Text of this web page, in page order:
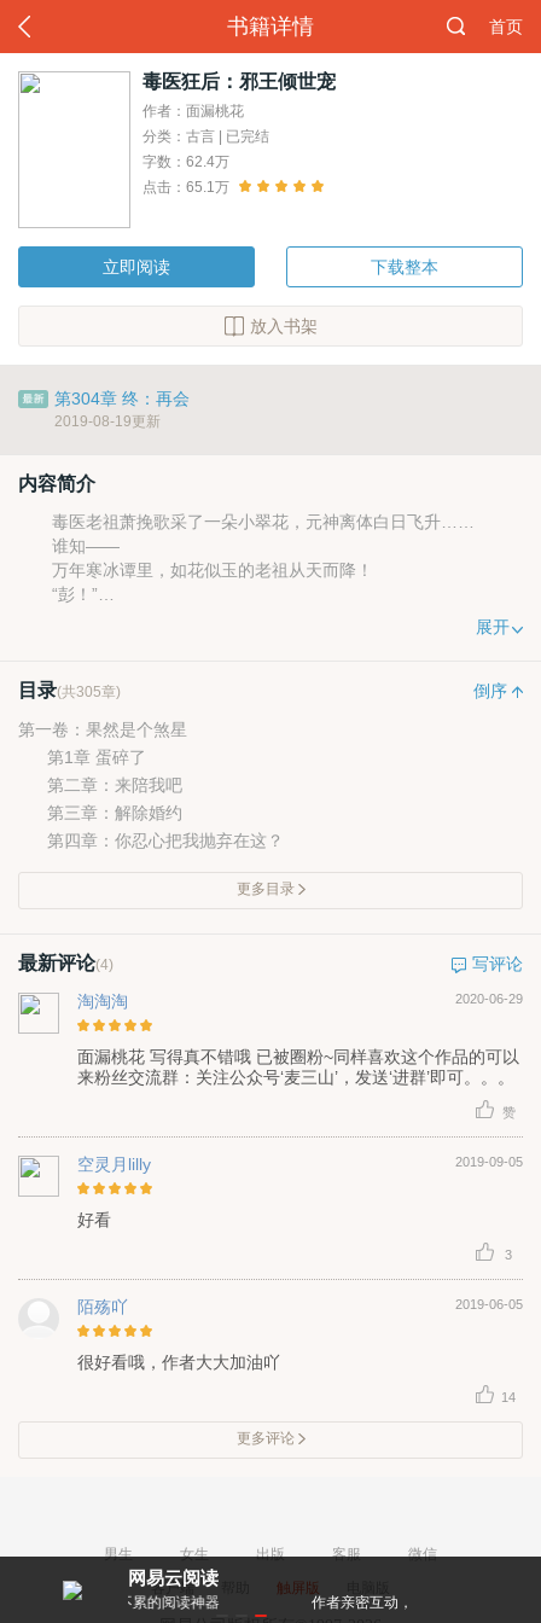
书籍详情 首页
毒医狂后：邪王倾世宠
作者：面漏桃花
分类：古言 | 已完结
字数：62.4万
点击：65.1万
立即阅读 下载整本
放入书架
第304章 终：再会
2019-08-19更新
内容简介
毒医老祖萧挽歌采了一朵小翠花，元神离体白日飞升……
谁知——
万年寒冰谭里，如花似玉的老祖从天而降！
“彭！”
白日飞升变成夺舍重生，万年合体修为毁于一旦，好在还有美
来，打脸泡“弟”不要太爽！
疑态度，寒潭里的那个身段优美，线条诱人的美男子是谁？
残君？暴虐？nonono,世人都错了，看着美男子无害的脸，萧挽
歌恨不得亲亲抱抱举高高，可是……某深夜，“唔……你亲哪里……”
明明是老牛吃嫩草，哪想嫩草是朵极品霸王花。
“嘶——你轻点！”
展开
目录(共305章)
倒序
第一卷：果然是个煞星
第1章 蛋碎了
第二章：来陪我吧
第三章：解除婚约
第四章：你忍心把我抛弃在这？
更多目录
最新评论(4)
写评论
淘淘淘
2020-06-29
面漏桃花 写得真不错哦 已被圈粉~同样喜欢这个作品的可以
来粉丝交流群：关注公众号‘麦三山’，发送‘进群’即可。。。
赞
空灵月lilly 2019-09-05
好看
3
陌殇吖 2019-06-05
很好看哦，作者大大加油吖
14
更多评论
男生 女生 出版 客服
微信
客户端
触屏版
网易云阅读
的阅读神器 作者亲密互动，和大神零距离！